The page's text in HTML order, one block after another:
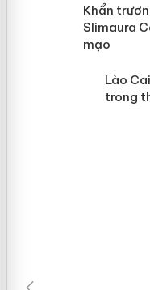
Slimaura
mạo